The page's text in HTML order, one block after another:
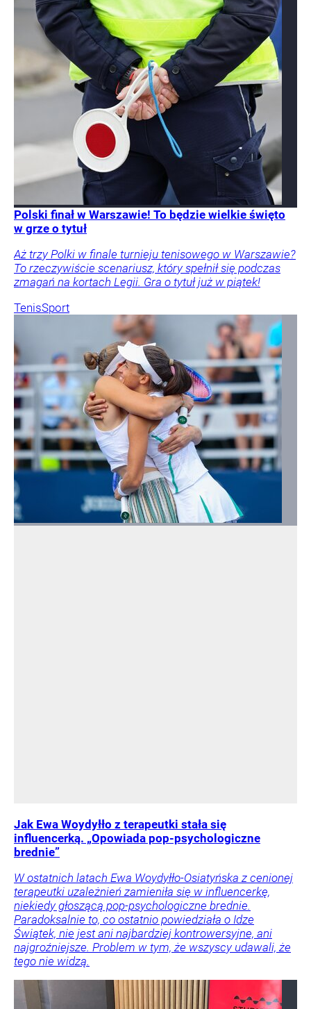
Polski finał w Warszawie! To będzie wielkie święto
w grze o tytuł
Aż trzy Polki w finale turnieju tenisowego w Warszawie?
To rzeczywiście scenariusz, który spełnił się podczas
zmagań na kortach Legii. Gra o tytuł już w piątek!
TenisSport
Jak Ewa Woydyłło z terapeutki stała się
influencerką. „Opowiada pop-psychologiczne
brednie”
W ostatnich latach Ewa Woydyłło-Osiatyńska z cenionej
terapeutki uzależnień zamieniła się w influencerkę,
niekiedy głoszącą pop-psychologiczne brednie.
Paradoksalnie to, co ostatnio powiedziała o Idze
Świątek, nie jest ani najbardziej kontrowersyjne, ani
najgroźniejsze. Problem w tym, że wszyscy udawali, że
tego nie widzą.